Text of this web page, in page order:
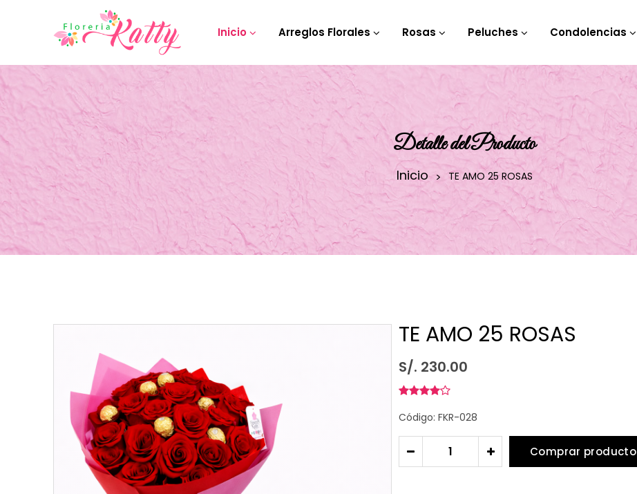
Inicio Arreglos Florales Rosas Peluches Condolencias
Detalle del Producto
Inicio TE AMO 25 ROSAS
TE AMO 25 ROSAS
S/. 230.00
Código: FKR-028
- + Comprar producto